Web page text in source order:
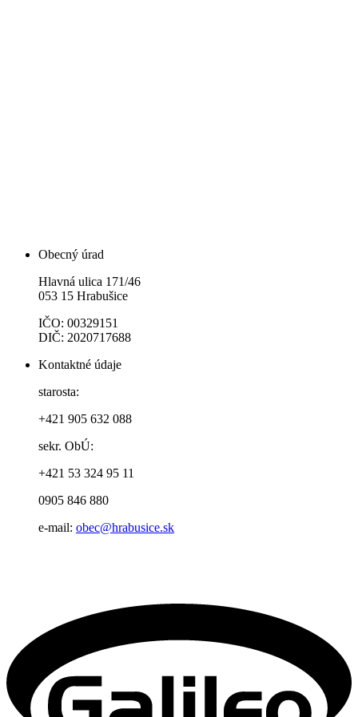
Obecný úrad
Hlavná ulica 171/46
053 15 Hrabušice
IČO: 00329151
DIČ: 2020717688
Kontaktné údaje
starosta:
+421 905 632 088
sekr. ObÚ:
+421 53 324 95 11
0905 846 880
e-mail: obec@hrabusice.sk